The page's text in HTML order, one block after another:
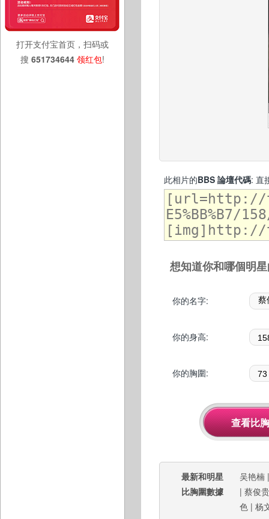
打开支付宝首页，扫码或
搜 651734644 领红包!
此相片的BBS 論壇代碼: 直
想知道你和哪個明
你的名字:
你的身高:
你的胸圍:
最新和明星
比胸圍數據
吴艳楠
| 蔡俊贵
色 | 杨